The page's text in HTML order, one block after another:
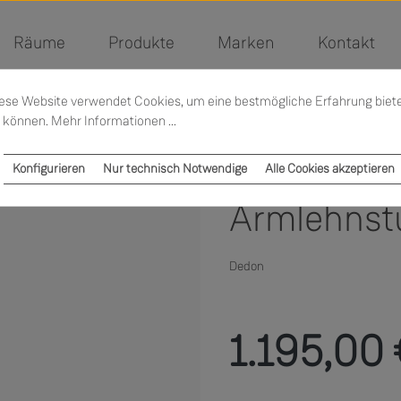
Räume Produkte Marken Kontakt
Dedon
1.195,00
Website verwendet Cookies, um eine bestmögliche Erfahrung
können. Mehr Informationen ...
Nur technisch Notwendige
Konfigurieren Alle Cookies akzeptieren